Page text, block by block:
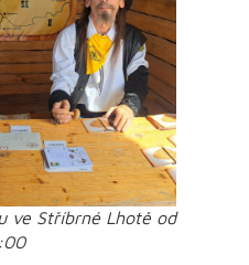
ve Stříbrné Lhotě od